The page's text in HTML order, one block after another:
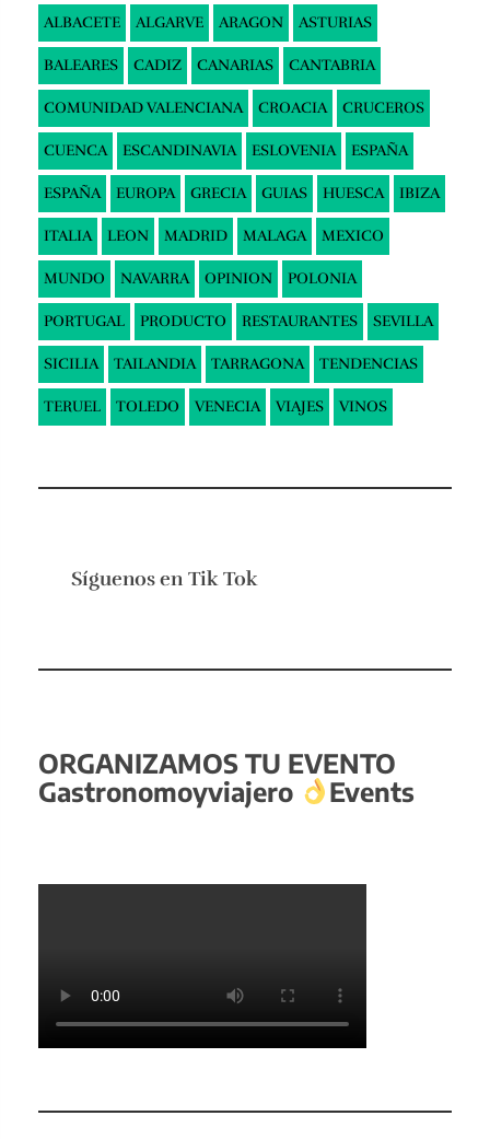
ALBACETE ALGARVE ARAGON ASTURIAS
BALEARES CADIZ CANARIAS CANTABRIA
COMUNIDAD VALENCIANA CROACIA CRUCEROS
CUENCA ESCANDINAVIA ESLOVENIA ESPAÑA
ESPAÑA EUROPA GRECIA GUIAS HUESCA IBIZA
ITALIA LEON MADRID MALAGA MEXICO
MUNDO NAVARRA OPINION POLONIA
PORTUGAL PRODUCTO RESTAURANTES SEVILLA
SICILIA TAILANDIA TARRAGONA TENDENCIAS
TERUEL TOLEDO VENECIA VIAJES VINOS
Síguenos en Tik Tok
ORGANIZAMOS TU EVENTO
Gastronomoyviajero
Events